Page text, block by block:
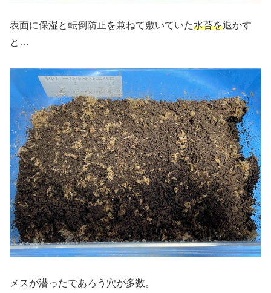
表面に保湿と転倒防止を兼ねて敷いていた水苔を退かす
と…
メスが潜ったであろう穴が多数。